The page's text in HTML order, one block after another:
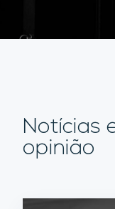
Notícias
opinião